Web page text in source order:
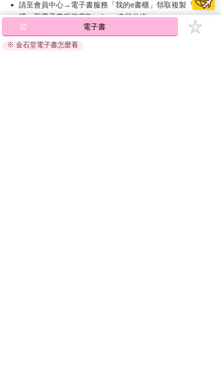
請至會員中心→電子書服務「我的e書櫃」領取複製『兌換
碼』至電子書服務商Readmoo進行兌換。
退換貨須知：
因版權保護，您在金石堂所購買的電子書僅能以金石堂專屬